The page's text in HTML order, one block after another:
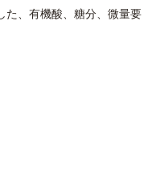
た、有機酸、糖分、微量要